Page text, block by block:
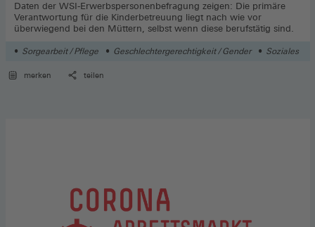
Daten der WSI-Erwerbspersonenbefragung zeigen: Die primäre
Verantwortung für die Kinderbetreuung liegt nach wie vor
überwiegend bei den Müttern, selbst wenn diese berufstätig sind.
Sorgearbeit / Pflege Geschlechtergerechtigkeit / Gender Soziales
merken teilen